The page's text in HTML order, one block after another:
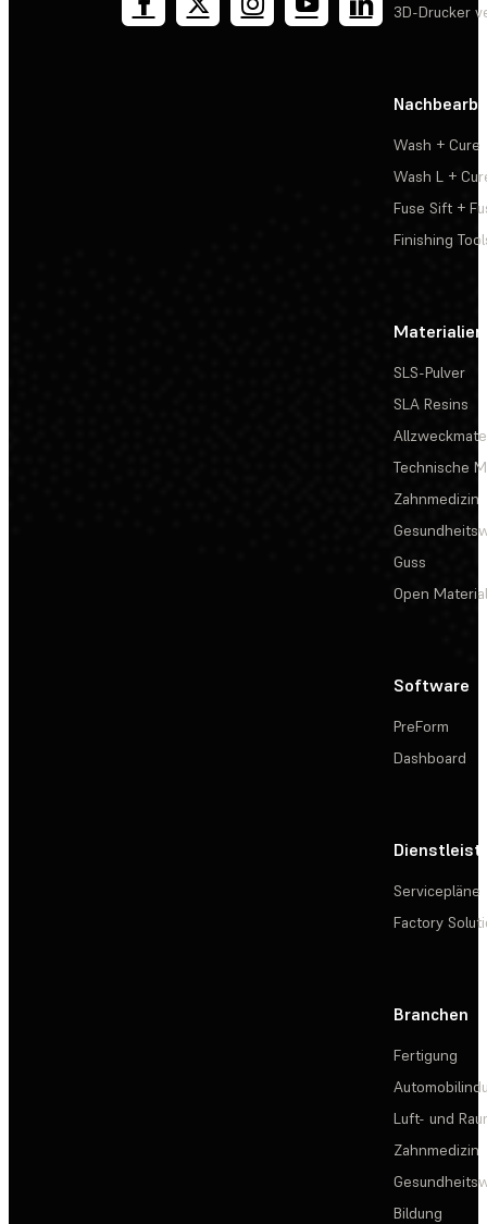
3D-Drucker
Wash + Cure
Wash L +
Fuse Sift +
Finishing
Materialien
SLS-Pulver
SLA Resins
Technische
Zahnmedizin
Guss
Open
Software
PreForm
Dashboard
Servicepläne
Factory
Branchen
Fertigung
Luft- und
Zahnmedizin
Bildung